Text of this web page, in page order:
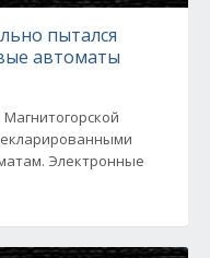
пытался
автоматы
Электронные